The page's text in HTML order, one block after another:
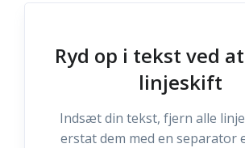
Ryd op i tekst ved
linjeskift
Indsæt din tekst, fjern alle
erstat dem med en separator